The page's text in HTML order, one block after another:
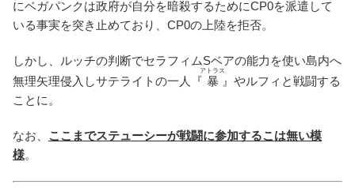
にベガパンクは政府が自分を暗殺するためにCP0を派遣して
いる事実を突き止めており、CP0の上陸を拒否。
しかし、ルッチの判断でセラフィムSベアの能力を使い島内へ
無理矢理侵入しサテライトの一人『 暴
アトラス
』やルフィと戦闘する
ことに。
なお、 ここまでステューシーが戦闘に参加するこは無い模
様。